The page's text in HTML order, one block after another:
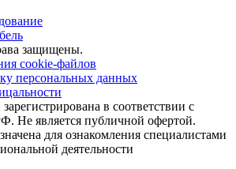
защищены.
cookie-файлов
персональных данных
в соответствии с
Не является публичной офертой.
для ознакомления специалистами
деятельности